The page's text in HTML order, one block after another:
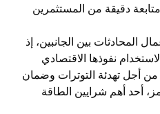
دقيقة من المستثمرين
المحادثات بين الجانبين، إذ
نفوذها الاقتصادي
أجل تهدئة التوترات وضمان
أحد أهم شرايين الطاقة